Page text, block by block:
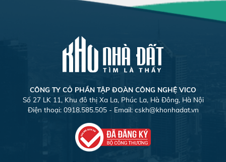
CÔNG TY CỎ PHẦN TẬP ĐOÀN CÔNG NGHỆ VICO
Số 27 LK 11, Khu đô thị Xa La, Phúc La, Hà Đông, Hà Nội
Điện thoại: 0918.585.505 - Email: cskh@khonhadat.vn